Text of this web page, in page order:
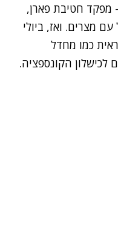
מפקד חטיבת פארן,
מצרים. ואז, ביולי
כמו מחדל
לכישלון הקונספציה.